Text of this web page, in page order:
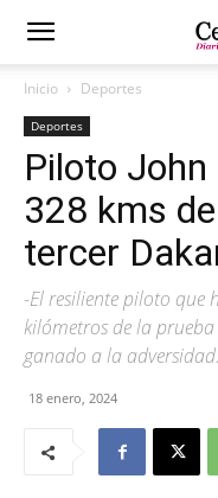
Inicio Deportes
Deportes
Piloto
328 kms
tercer
-El resiliente piloto
kilómetros de la
ganado a la adversidad.
18 enero, 2024